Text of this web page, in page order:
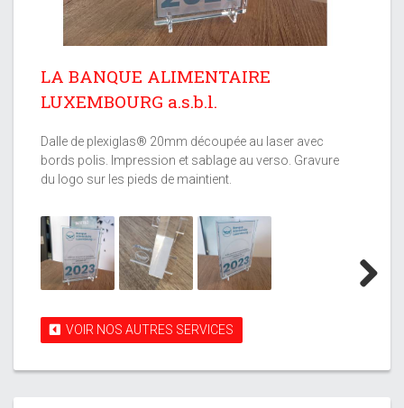
LA BANQUE ALIMENTAIRE
LUXEMBOURG a.s.b.l.
Dalle de plexiglas® 20mm découpée au laser avec
bords polis. Impression et sablage au verso. Gravure
du logo sur les pieds de maintient.
VOIR NOS AUTRES SERVICES